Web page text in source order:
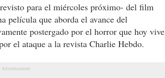
para el miércoles próximo- del film
película que aborda el avance del
postergado por el horror que hoy vive
el ataque a la revista Charlie Hebdo.